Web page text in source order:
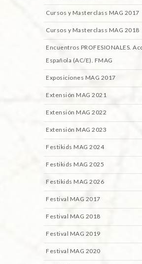
Cursos y Masterclass MAG 2017
Cursos y Masterclass MAG 2018
Encuentros PROFESIONALES.
Española (AC/E). FMAG
Exposiciones MAG 2017
Extensión MAG 2021
Extensión MAG 2022
Extensión MAG 2023
Festikids MAG 2024
Festikids MAG 2025
Festikids MAG 2026
Festival MAG 2017
Festival MAG 2018
Festival MAG 2019
Festival MAG 2020